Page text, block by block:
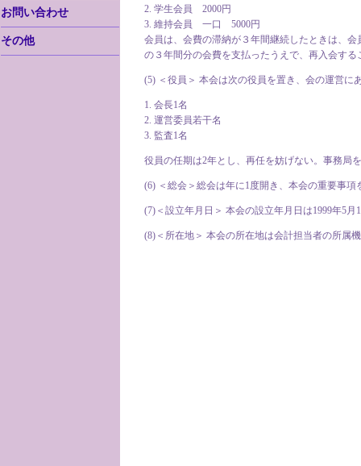
お問い合わせ
その他
2. 学生会員 2000円
3. 維持会員 一口 5000円
会員は、会費の滞納が３年間継続したときは、
の３年間分の会費を支払ったうえで、再入会する
(5) ＜役員＞ 本会は次の役員を置き、会の運営に
1. 会長1名
2. 運営委員若干名
3. 監査1名
役員の任期は2年とし、再任を妨げない。事務局
(6) ＜総会＞総会は年に1度開き、本会の重要事項
(7)＜設立年月日＞ 本会の設立年月日は1999年5月
(8)＜所在地＞ 本会の所在地は会計担当者の所属